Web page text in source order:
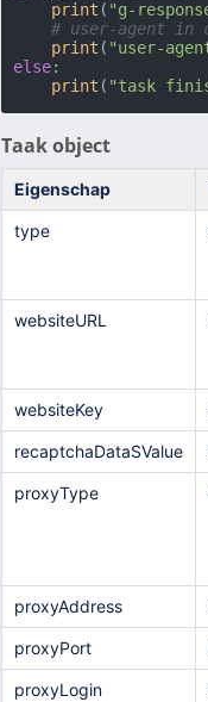
print ( "g-
# user-agent in
print ( "user-
else:
print ( "task
Taak object
Eigenschap
type
websiteURL
websiteKey
recaptchaDataSValue
proxyType
proxyAddress
proxyPort
proxyLogin